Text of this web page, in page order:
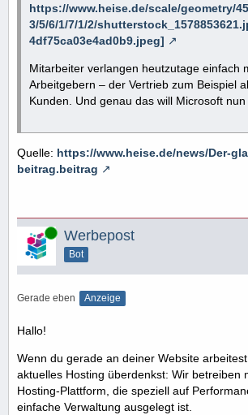
https://www.heise.de/scale/geometry/
3/5/6/1/7/1/2/
4df75ca03e4ad0b9.jpeg]
Mitarbeiter verlangen heutzutage einfach
Arbeitgebern – der Vertrieb zum Beispiel
Kunden. Und genau das will Microsoft nun
Quelle: https://www.heise.de/news/Der-
beitrag.beitrag
Online Werbepost
Bot
Gerade eben Anzeige
Hallo!
Wenn du gerade an deiner Website
aktuelles Hosting überdenkst: Wir betreiben
Hosting-Plattform, die speziell auf
einfache Verwaltung ausgelegt ist.